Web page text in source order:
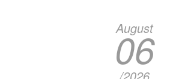
August
06
/2026